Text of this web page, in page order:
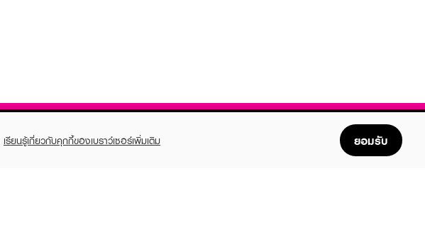
เรียนรู้เกี่ยวกับคุกกี้ของเบราว์เซอร์เพิ่มเติม ยอมรับ